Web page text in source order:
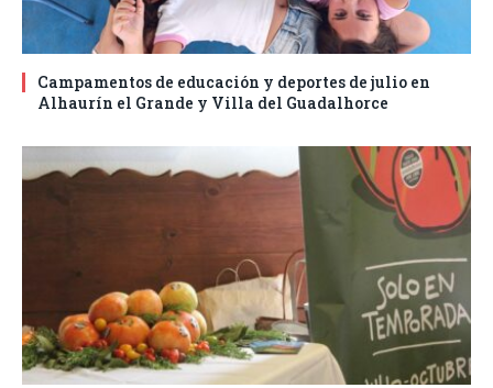
Campamentos de educación y deportes de julio en
Alhaurín el Grande y Villa del Guadalhorce